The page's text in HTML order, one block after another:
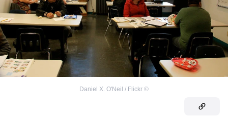
©
Daniel X. O'Neil / Flickr